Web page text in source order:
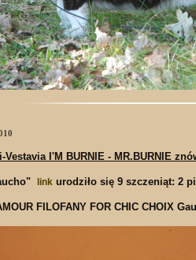
Vestavia I'M BURNIE - MR.BURNIE
linkurodziło się 9 szczeniąt: 2
FILOFANY FOR CHIC CHOIX